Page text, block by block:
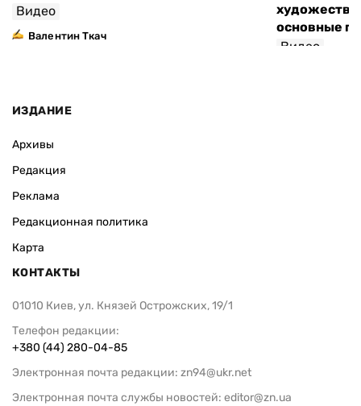
Видео
Валентин Ткач
основные
Видео
ИЗДАНИЕ
Архивы
Редакция
Реклама
Редакционная политика
Карта
КОНТАКТЫ
01010 Киев, ул. Князей Острожских, 19/1
Телефон редакции:
+380 (44) 280-04-85
Электронная почта редакции: zn94@ukr.net
Электронная почта службы новостей: editor@zn.ua